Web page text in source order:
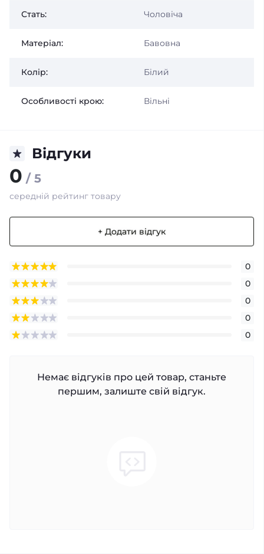
Стать: Чоловіча
Матеріал: Бавовна
Колір: Білий
Особливості крою: Вільні
Відгуки
0 / 5
середній рейтинг товару
+ Додати відгук
0
0
0
0
0
Немає відгуків про цей товар, станьте
першим, залиште свій відгук.